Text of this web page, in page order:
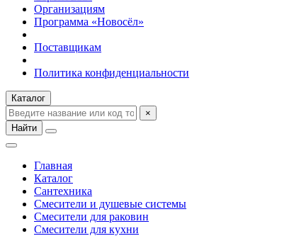
Организациям
Программа «Новосёл»
Поставщикам
Политика конфиденциальности
Каталог
×
Найти
Главная
Каталог
Сантехника
Смесители и душевые системы
Смесители для раковин
Смесители для кухни